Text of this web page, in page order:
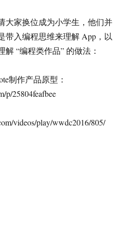
大家换位成为小学生，他们并
带入编程思维来理解 App，以
“编程类作品” 的做法：
制作产品原型：
p/25804feafbee
videos/play/wwdc2016/805/